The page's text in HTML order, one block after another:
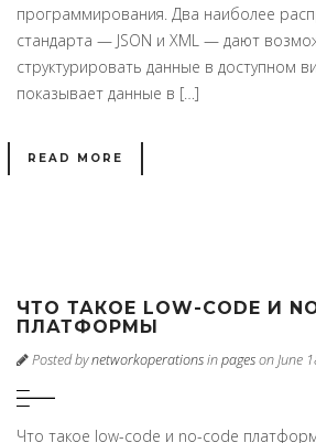
программирования. Два наиболее
стандарта — JSON и XML — дают
структурировать данные в доступном
показывает данные в […]
READ MORE
ЧТО ТАКОЕ LOW-CODE И
ПЛАТФОРМЫ
Posted bynetworkoperationsinpageson June
Что такое low-code и no-code